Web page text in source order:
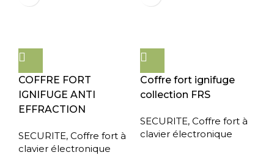
COFFRE FORT
IGNIFUGE ANTI
EFFRACTION
SECURITE, Coffre fort à
clavier électronique
Coffre fort ignifuge
collection FRS
SECURITE, Coffre fort à
clavier électronique